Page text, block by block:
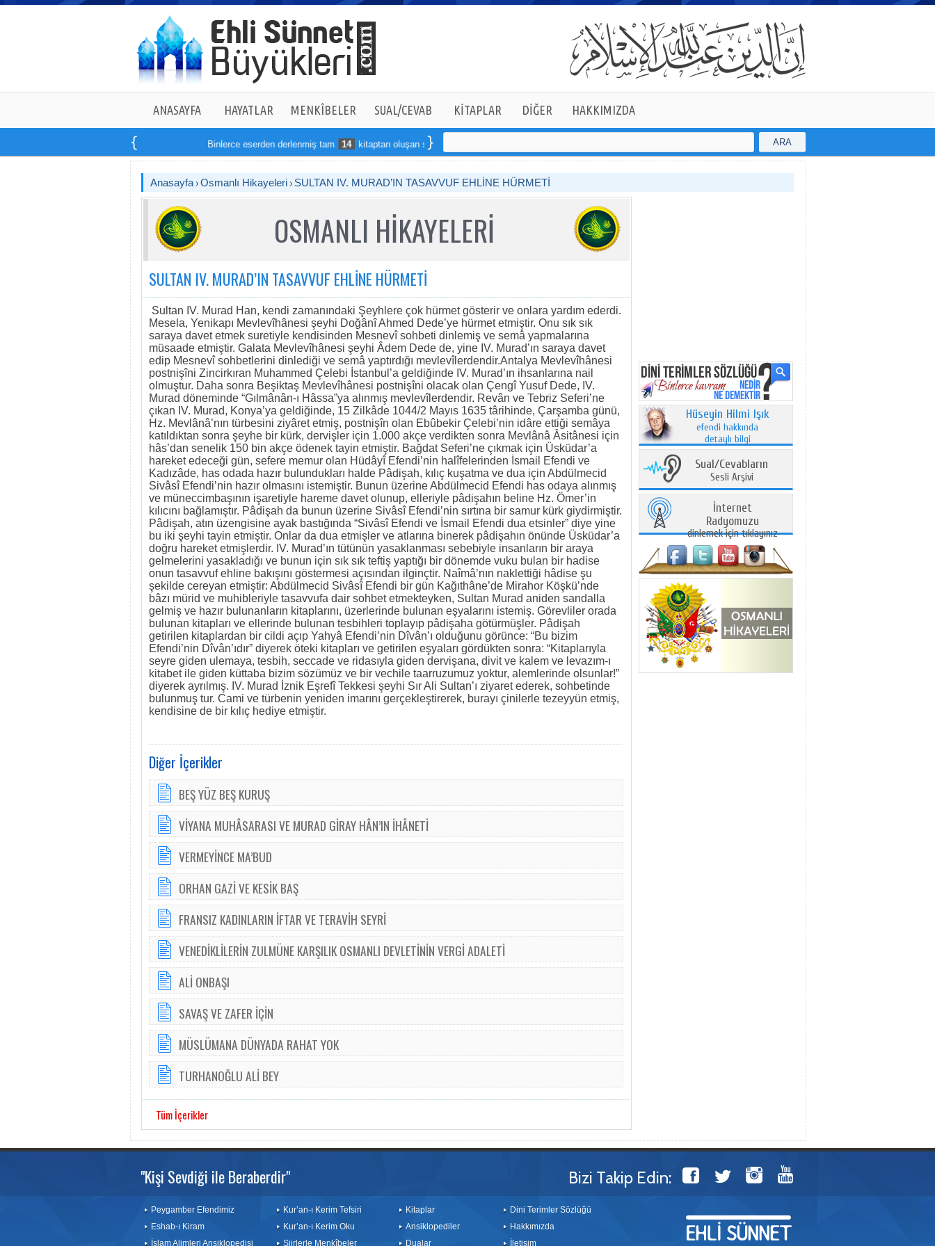
ANASAYFA HAYATLAR MENKÎBELER SUAL/CEVAB KİTAPLAR DİĞER HAKKIMIZDA
Binlerce eserden derlenmiş tam 14 kitaptan oluşan seti online sipariş verebilirsiniz ARA
Anasayfa Osmanlı Hikayeleri SULTAN IV. MURAD’IN TASAVVUF EHLİNE HÜRMETİ
OSMANLI HİKAYELERİ
SULTAN IV. MURAD’IN TASAVVUF EHLİNE HÜRMETİ
Sultan IV. Murad Han, kendi zamanındaki Şeyhlere çok hürmet gösterir ve onlara yardım ederdi.
Mesela, Yenikapı Mevlevîhânesi şeyhi Doğânî Ahmed Dede’ye hürmet etmiştir. Onu sık sık
saraya davet etmek suretiyle kendisinden Mesnevî sohbeti dinlemiş ve semâ yapmalarına
müsaade etmiştir. Galata Mevlevîhânesi şeyhi Âdem Dede de, yine IV. Murad’ın saraya davet
edip Mesnevî sohbetlerini dinlediği ve semâ yaptırdığı mevlevîlerdendir.Antalya Mevlevîhânesi
postnişîni Zincirkıran Muhammed Çelebi İstanbul’a geldiğinde IV. Murad’ın ihsanlarına nail
olmuştur. Daha sonra Beşiktaş Mevlevîhânesi postnişîni olacak olan Çengî Yusuf Dede, IV.
Murad döneminde “Gılmânân-ı Hâssa”ya alınmış mevlevîlerdendir. Revân ve Tebriz Seferi’ne
çıkan IV. Murad, Konya’ya geldiğinde, 15 Zilkâde 1044/2 Mayıs 1635 târihinde, Çarşamba günü,
Hz. Mevlânâ’nın türbesini ziyâret etmiş, postnişîn olan Ebûbekir Çelebi’nin idâre ettiği semâya
katıldıktan sonra şeyhe bir kürk, dervişler için 1.000 akçe verdikten sonra Mevlânâ Âsitânesi için
hâs’dan senelik 150 bin akçe ödenek tayin etmiştir. Bağdat Seferi’ne çıkmak için Üsküdar’a
hareket edeceği gün, sefere memur olan Hüdâyî Efendi’nin halîfelerinden İsmail Efendi ve
Kadızâde, has odada hazır bulundukları halde Pâdişah, kılıç kuşatma ve dua için Abdülmecid
Sivâsî Efendi’nin hazır olmasını istemiştir. Bunun üzerine Abdülmecid Efendi has odaya alınmış
ve müneccimbaşının işaretiyle hareme davet olunup, elleriyle pâdişahın beline Hz. Ömer’in
kılıcını bağlamıştır. Pâdişah da bunun üzerine Sivâsî Efendi’nin sırtına bir samur kürk giydirmiştir.
Pâdişah, atın üzengisine ayak bastığında “Sivâsî Efendi ve İsmail Efendi dua etsinler” diye yine
bu iki şeyhi tayin etmiştir. Onlar da dua etmişler ve atlarına binerek pâdişahın önünde Üsküdar’a
doğru hareket etmişlerdir. IV. Murad’ın tütünün yasaklanması sebebiyle insanların bir araya
gelmelerini yasakladığı ve bunun için sık sık teftiş yaptığı bir dönemde vuku bulan bir hadise
onun tasavvuf ehline bakışını göstermesi açısından ilginçtir. Naîmâ’nın naklettiği hâdise şu
şekilde cereyan etmiştir: Abdülmecid Sivâsî Efendi bir gün Kağıthâne’de Mirahor Köşkü’nde
bâzı mürid ve muhibleriyle tasavvufa dair sohbet etmekteyken, Sultan Murad aniden sandalla
gelmiş ve hazır bulunanların kitaplarını, üzerlerinde bulunan eşyalarını istemiş. Görevliler orada
bulunan kitapları ve ellerinde bulunan tesbihleri toplayıp pâdişaha götürmüşler. Pâdişah
getirilen kitaplardan bir cildi açıp Yahyâ Efendi’nin Dîvân’ı olduğunu görünce: “Bu bizim
Efendi’nin Dîvân’ıdır” diyerek öteki kitapları ve getirilen eşyaları gördükten sonra: “Kitaplarıyla
seyre giden ulemaya, tesbih, seccade ve ridasıyla giden dervişana, divit ve kalem ve levazım-ı
kitabet ile giden küttaba bizim sözümüz ve bir vechile taarruzumuz yoktur, alemlerinde olsunlar!”
diyerek ayrılmış. IV. Murad İznik Eşrefî Tekkesi şeyhi Sır Ali Sultan’ı ziyaret ederek, sohbetinde
bulunmuş tur. Cami ve türbenin yeniden imarını gerçekleştirerek, burayı çinilerle tezeyyün etmiş,
kendisine de bir kılıç hediye etmiştir.
Diğer İçerikler
BEŞ YÜZ BEŞ KURUŞ
VİYANA MUHÂSARASI VE MURAD GİRAY HÂN’IN İHÂNETİ
VERMEYİNCE MA’BUD
ORHAN GAZİ VE KESİK BAŞ
FRANSIZ KADINLARIN İFTAR VE TERAVİH SEYRİ
VENEDİKLİLERİN ZULMÜNE KARŞILIK OSMANLI DEVLETİNİN VERGİ ADALETİ
ALİ ONBAŞI
SAVAŞ VE ZAFER İÇİN
MÜSLÜMANA DÜNYADA RAHAT YOK
TURHANOĞLU ALİ BEY
Tüm İçerikler
Hüseyin Hilmi Işık
efendi hakkında
detaylı bilgi
Sual/Cevabların
Sesli Arşivi
İnternet
Radyomuzu
dinlemek için tıklayınız
"Kişi Sevdiği ile Beraberdir" Bizi Takip Edin:
Peygamber Efendimiz
Eshab-ı Kiram
İslam Alimleri Ansiklopedisi
Kur’an-ı Kerim Tefsiri
Kur’an-ı Kerim Oku
Şiirlerle Menkîbeler
Kitaplar
Ansiklopediler
Dualar
Dini Terimler Sözlüğü
Hakkımızda
İletişim